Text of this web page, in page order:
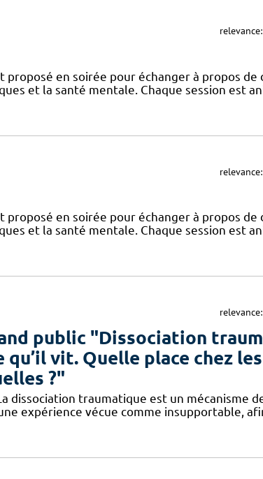
relevance:
en soirée pour échanger à propos
et la santé mentale. Chaque session est
relevance:
en soirée pour échanger à propos
et la santé mentale. Chaque session est
relevance:
public "Dissociation
qu’il vit. Quelle place chez
?"
dissociation traumatique est un mécanisme
expérience vécue comme insupportable,